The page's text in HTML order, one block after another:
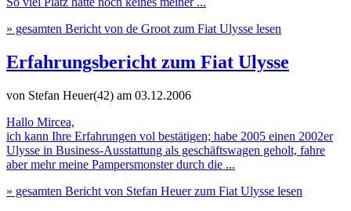
» gesamten Bericht von de Groot zum Fiat Ulysse lesen
Erfahrungsbericht zum Fiat Ulysse
von Stefan Heuer(42) am 03.12.2006
Hallo Mircea,
ich kann Ihre Erfahrungen vol bestätigen; habe 2005 einen 2002er
Ulysse in Business-Ausstattung als geschäftswagen geholt, fahre
aber mehr meine Pampersmonster durch die ...
» gesamten Bericht von Stefan Heuer zum Fiat Ulysse lesen